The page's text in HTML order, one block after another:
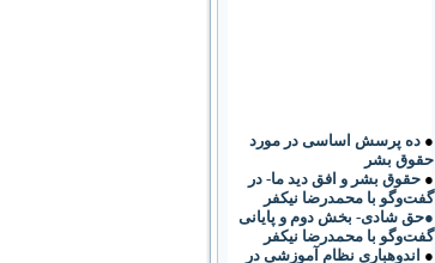
● ده پرسش اساسی در مورد
حقوق بشر
● حقوق بشر و افق دید ما- در
گفت‌وگو با محمدرضا نیکفر
●حق شادی- بخش دوم و پایانی
گفت‌وگو با محمدرضا نیکفر
● اندوهباری نظام آموزشی در